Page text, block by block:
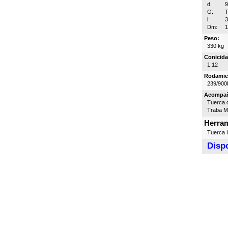
d:
G:
l:
Dm:
Peso:
330 kg
1:12
239/
Tuerca
Traba
Tuerca